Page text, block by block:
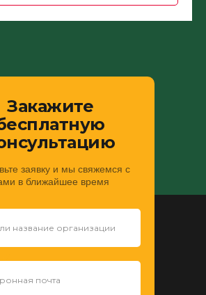
Закажите
заявку и мы свяжемся с
в ближайшее время